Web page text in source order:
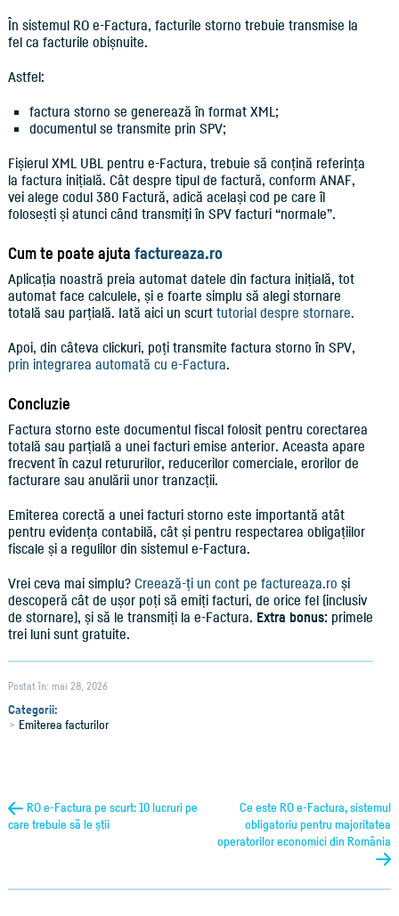
În sistemul RO e-Factura, facturile storno trebuie transmise la
fel ca facturile obișnuite.
Astfel:
factura storno se generează în format XML;
documentul se transmite prin SPV;
Fișierul XML UBL pentru e-Factura, trebuie să conțină referința
la factura inițială. Cât despre tipul de factură, conform ANAF,
vei alege codul 380 Factură, adică același cod pe care îl
folosești și atunci când transmiți în SPV facturi “normale”.
Cum te poate ajuta factureaza.ro
Aplicația noastră preia automat datele din factura inițială, tot
automat face calculele, și e foarte simplu să alegi stornare
totală sau parțială. Iată aici un scurt tutorial despre stornare.
Apoi, din câteva clickuri, poți transmite factura storno în SPV,
prin integrarea automată cu e-Factura.
Concluzie
Factura storno este documentul fiscal folosit pentru corectarea
totală sau parțială a unei facturi emise anterior. Aceasta apare
frecvent în cazul retururilor, reducerilor comerciale, erorilor de
facturare sau anulării unor tranzacții.
Emiterea corectă a unei facturi storno este importantă atât
pentru evidența contabilă, cât și pentru respectarea obligațiilor
fiscale și a regulilor din sistemul e-Factura.
Vrei ceva mai simplu? Creează-ți un cont pe factureaza.ro și
descoperă cât de ușor poți să emiți facturi, de orice fel (inclusiv
de stornare), și să le transmiți la e-Factura. Extra bonus:primele
trei luni sunt gratuite.
Postat în: mai 28, 2026
Categorii:
Emiterea facturilor
RO e-Factura pe scurt: 10 lucruri pe
care trebuie să le știi
Ce este RO e-Factura, sistemul
obligatoriu pentru majoritatea
operatorilor economici din România